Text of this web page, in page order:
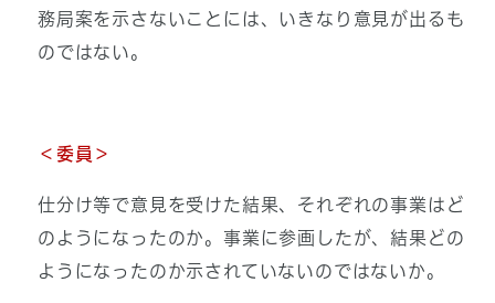
務局案を示さないことには、いきなり意見が出るも
のではない。
＜委員＞
仕分け等で意見を受けた結果、それぞれの事業はど
のようになったのか。事業に参画したが、結果どの
ようになったのか示されていないのではないか。